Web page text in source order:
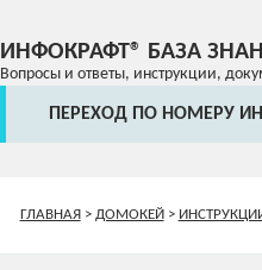
ИНФОКРАФТ® БАЗА
Вопросы и ответы, инструкции,
ПЕРЕХОД ПО НОМЕРУ
ГЛАВНАЯ> ДОМОКЕЙ>